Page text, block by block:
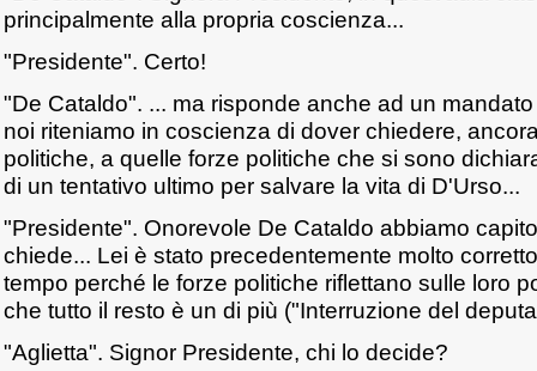
principalmente alla propria coscienza...
"Presidente". Certo!
"De Cataldo". ... ma risponde anche ad un
noi riteniamo in coscienza di dover chiedere,
politiche, a quelle forze politiche che si sono
di un tentativo ultimo per salvare la vita di D'Urso...
"Presidente". Onorevole De Cataldo abbiamo
chiede... Lei è stato precedentemente molto
tempo perché le forze politiche riflettano sulle loro
che tutto il resto è un di più ("Interruzione del
"Aglietta". Signor Presidente, chi lo decide?